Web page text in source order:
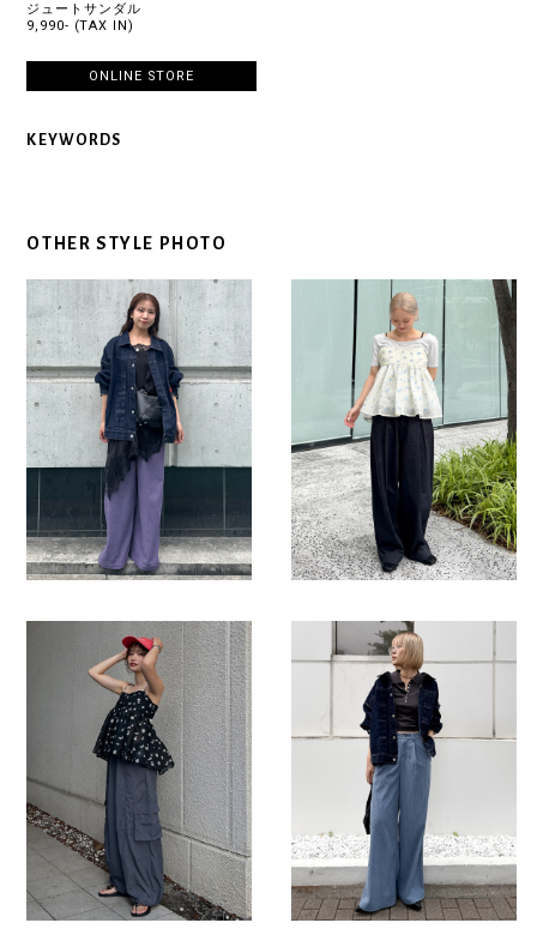
ジュートサンダル
9,990- (TAX IN)
ONLINE STORE
KEYWORDS
OTHER STYLE PHOTO